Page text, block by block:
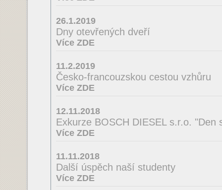
26.1.2019
Dny otevřených dveří
Více ZDE
11.2.2019
Česko-francouzskou cestou vzhůru
Více ZDE
12.11.2018
Exkurze BOSCH DIESEL s.r.o. "Den
Více ZDE
11.11.2018
Další úspěch naší studenty
Více ZDE